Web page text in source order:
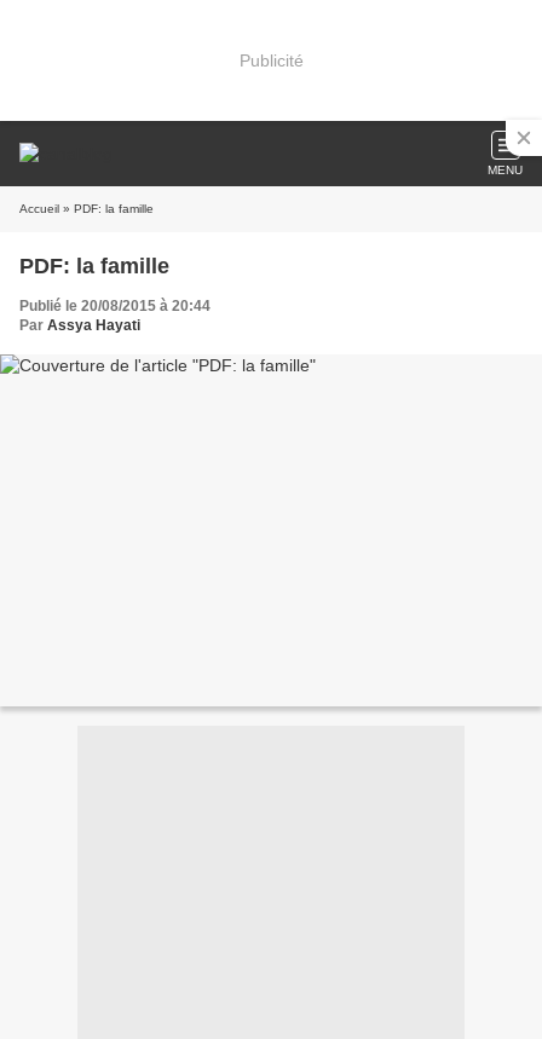
Publicité
MENU
Accueil » PDF: la famille
PDF: la famille
Publié le 20/08/2015 à 20:44
Par Assya Hayati